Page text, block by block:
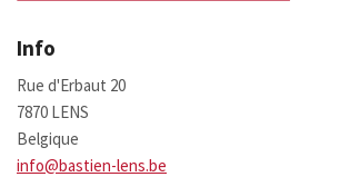
Info
Rue d'Erbaut 20
7870 LENS
Belgique
info@bastien-lens.be